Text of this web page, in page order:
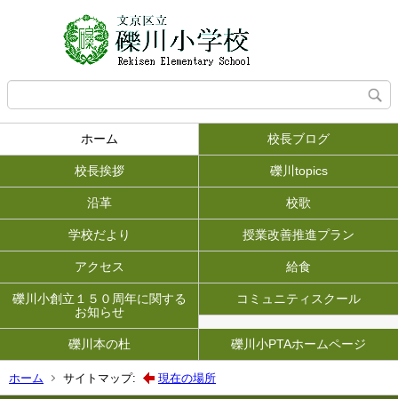
ホーム 校長ブログ
校長挨拶 礫川topics
沿革 校歌
学校だより 授業改善推進プラン
アクセス 給食
礫川小創立１５０周年に関する
お知らせ
コミュニティスクール
礫川本の杜 礫川小PTAホームページ
ホーム サイトマップ: 現在の場所